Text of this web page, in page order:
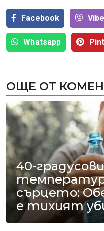
Facebook
Whatsapp
ОЩЕ ОТ
40-
сърцето:
е тихият